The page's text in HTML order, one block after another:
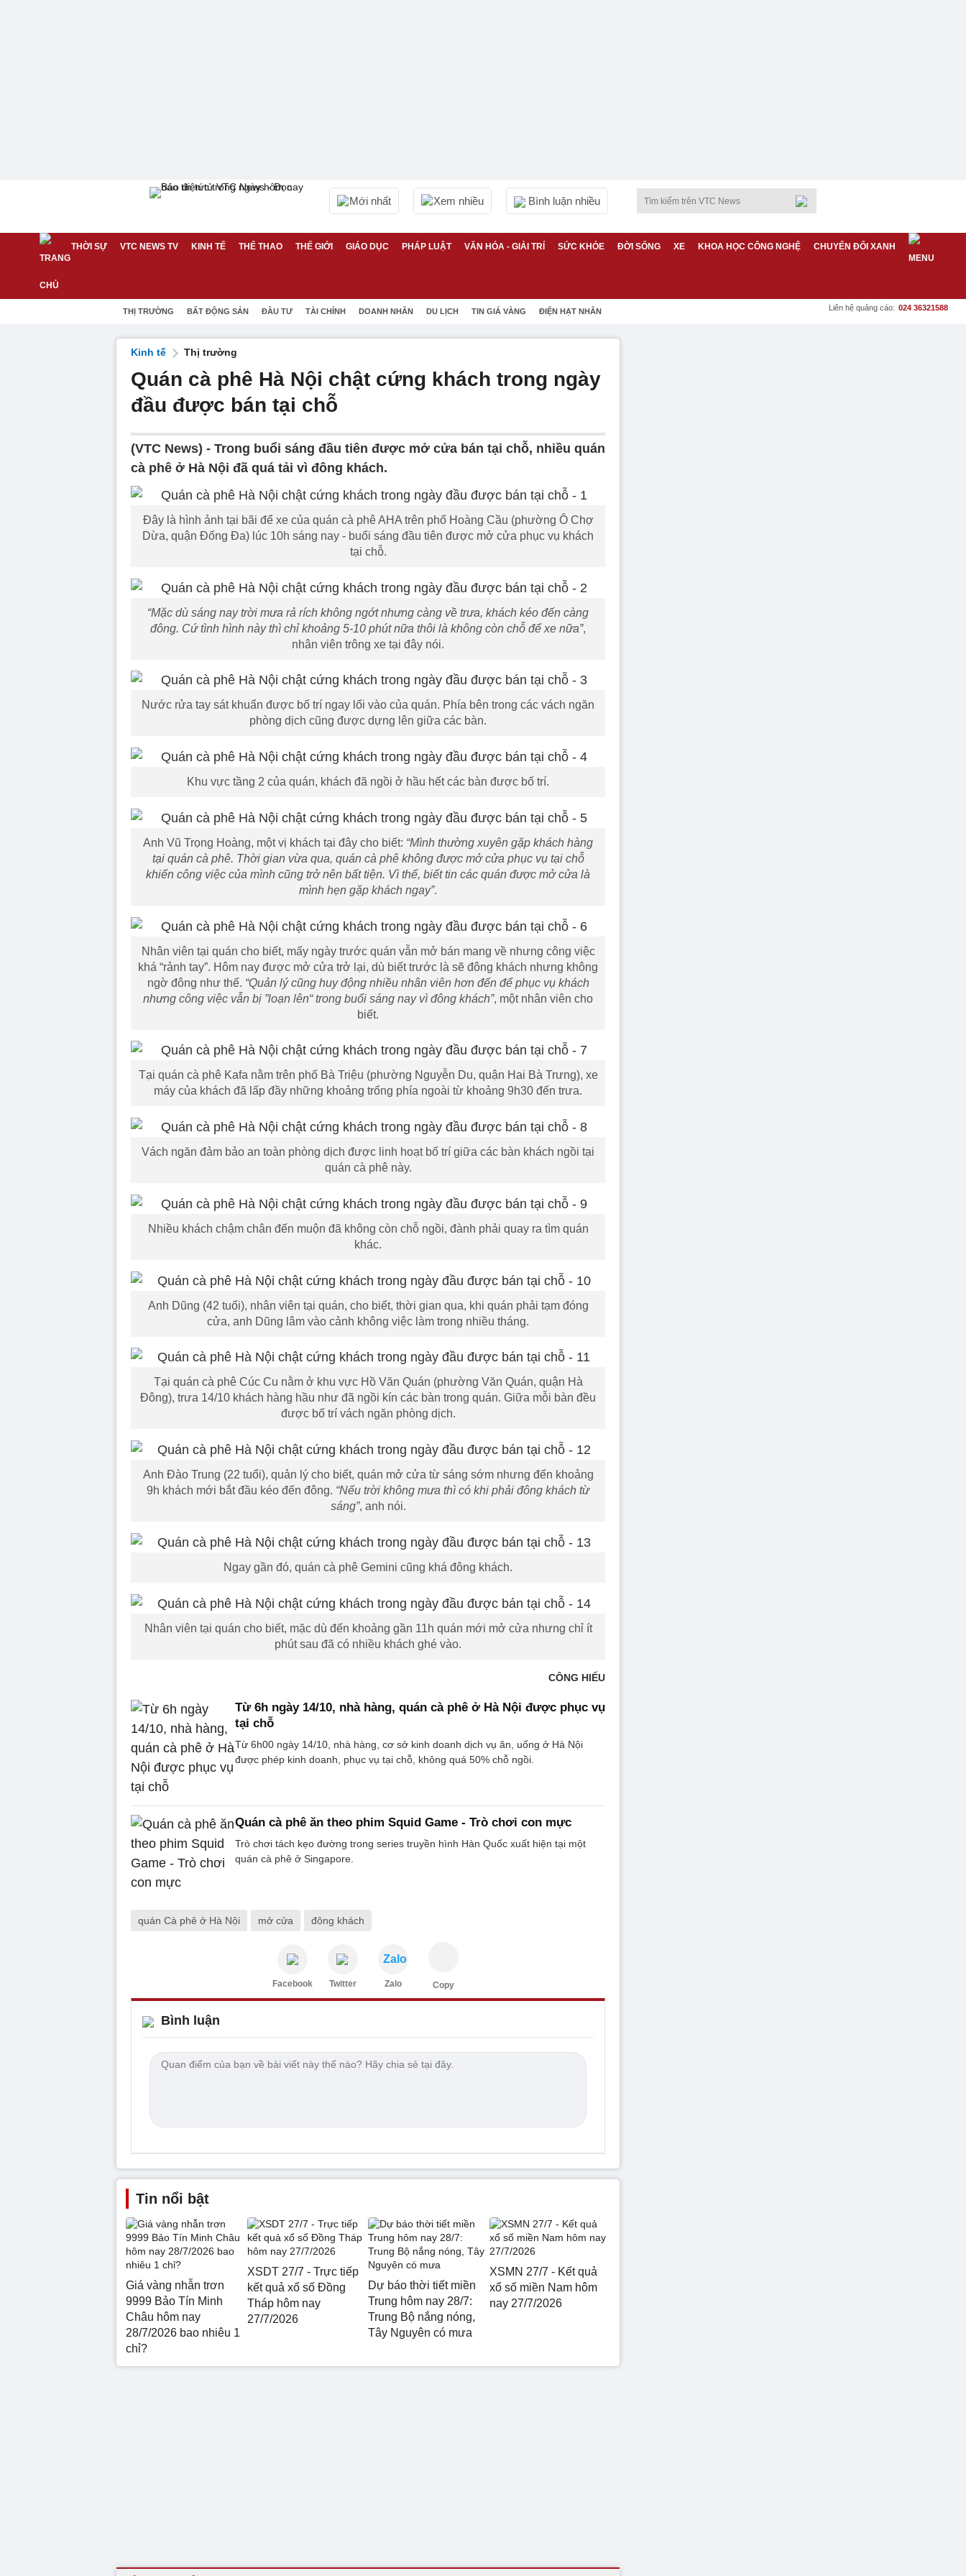
Mới nhất Xem nhiều Bình luận nhiều
THỜI SỰ VTC NEWS TV KINH TẾ THỂ THAO THẾ GIỚI GIÁO DỤC PHÁP LUẬT VĂN HÓA - GIẢI TRÍ SỨC KHỎE ĐỜI SỐNG XE KHOA HỌC CÔNG NGHỆ CHUYỂN ĐỔI XANH
THỊ TRƯỜNG BẤT ĐỘNG SẢN ĐẦU TƯ TÀI CHÍNH DOANH NHÂN DU LỊCH TIN GIÁ VÀNG ĐIỆN HẠT NHÂN Liên hệ quảng cáo: 024 36321588
Kinh tế Thị trường
Quán cà phê Hà Nội chật cứng khách trong ngày
đầu được bán tại chỗ
(VTC News) - Trong buổi sáng đầu tiên được mở cửa bán tại chỗ, nhiều quán
cà phê ở Hà Nội đã quá tải vì đông khách.
Đây là hình ảnh tại bãi để xe của quán cà phê AHA trên phố Hoàng Cầu (phường Ô Chợ
Dừa, quận Đống Đa) lúc 10h sáng nay - buổi sáng đầu tiên được mở cửa phục vụ khách
tại chỗ.
“Mặc dù sáng nay trời mưa rả rích không ngớt nhưng càng về trưa, khách kéo đến càng
đông. Cứ tình hình này thì chỉ khoảng 5-10 phút nữa thôi là không còn chỗ để xe nữa”,
nhân viên trông xe tại đây nói.
Nước rửa tay sát khuẩn được bố trí ngay lối vào của quán. Phía bên trong các vách ngăn
phòng dịch cũng được dựng lên giữa các bàn.
Khu vực tầng 2 của quán, khách đã ngồi ở hầu hết các bàn được bố trí.
Anh Vũ Trọng Hoàng, một vị khách tại đây cho biết: “Mình thường xuyên gặp khách hàng
tại quán cà phê. Thời gian vừa qua, quán cà phê không được mở cửa phục vụ tại chỗ
khiến công việc của mình cũng trở nên bất tiện. Vì thế, biết tin các quán được mở cửa là
mình hẹn gặp khách ngay”.
Nhân viên tại quán cho biết, mấy ngày trước quán vẫn mở bán mang về nhưng công việc
khá “rảnh tay”. Hôm nay được mở cửa trở lại, dù biết trước là sẽ đông khách nhưng không
ngờ đông như thế. “Quản lý cũng huy động nhiều nhân viên hơn đến để phục vụ khách
nhưng công việc vẫn bị ”loạn lên“ trong buổi sáng nay vì đông khách”, một nhân viên cho
biết.
Tại quán cà phê Kafa nằm trên phố Bà Triệu (phường Nguyễn Du, quận Hai Bà Trưng), xe
máy của khách đã lấp đầy những khoảng trống phía ngoài từ khoảng 9h30 đến trưa.
Vách ngăn đảm bảo an toàn phòng dịch được linh hoạt bố trí giữa các bàn khách ngồi tại
quán cà phê này.
Nhiều khách chậm chân đến muộn đã không còn chỗ ngồi, đành phải quay ra tìm quán
khác.
Anh Dũng (42 tuổi), nhân viên tại quán, cho biết, thời gian qua, khi quán phải tạm đóng
cửa, anh Dũng lâm vào cảnh không việc làm trong nhiều tháng.
Tại quán cà phê Cúc Cu nằm ở khu vực Hồ Văn Quán (phường Văn Quán, quận Hà
Đông), trưa 14/10 khách hàng hầu như đã ngồi kín các bàn trong quán. Giữa mỗi bàn đều
được bố trí vách ngăn phòng dịch.
Anh Đào Trung (22 tuổi), quản lý cho biết, quán mở cửa từ sáng sớm nhưng đến khoảng
9h khách mới bắt đầu kéo đến đông. “Nếu trời không mưa thì có khi phải đông khách từ
sáng”, anh nói.
Ngay gần đó, quán cà phê Gemini cũng khá đông khách.
Nhân viên tại quán cho biết, mặc dù đến khoảng gần 11h quán mới mở cửa nhưng chỉ ít
phút sau đã có nhiều khách ghé vào.
CÔNG HIẾU
Từ 6h ngày 14/10, nhà hàng, quán cà phê ở Hà Nội được phục vụ
tại chỗ
Từ 6h00 ngày 14/10, nhà hàng, cơ sở kinh doanh dịch vụ ăn, uống ở Hà Nội
được phép kinh doanh, phục vụ tại chỗ, không quá 50% chỗ ngồi.
Quán cà phê ăn theo phim Squid Game - Trò chơi con mực
Trò chơi tách kẹo đường trong series truyền hình Hàn Quốc xuất hiện tại một
quán cà phê ở Singapore.
quán Cà phê ở Hà Nội mở cửa đông khách
Facebook Twitter
Zalo
Zalo Copy
Bình luận
Tin nổi bật
Giá vàng nhẫn trơn
9999 Bảo Tín Minh
Châu hôm nay
28/7/2026 bao nhiêu 1
chỉ?
XSDT 27/7 - Trực tiếp
kết quả xổ số Đồng
Tháp hôm nay
27/7/2026
Dự báo thời tiết miền
Trung hôm nay 28/7:
Trung Bộ nắng nóng,
Tây Nguyên có mưa
XSMN 27/7 - Kết quả
xổ số miền Nam hôm
nay 27/7/2026